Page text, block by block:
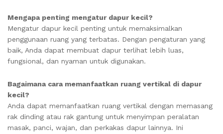
Mengapa penting mengatur dapur kecil?
Mengatur dapur kecil penting untuk memaksimalkan
penggunaan ruang yang terbatas. Dengan pengaturan yang
baik, Anda dapat membuat dapur terlihat lebih luas,
fungsional, dan nyaman untuk digunakan.
Bagaimana cara memanfaatkan ruang vertikal di dapur
kecil?
Anda dapat memanfaatkan ruang vertikal dengan memasang
rak dinding atau rak gantung untuk menyimpan peralatan
masak, panci, wajan, dan perkakas dapur lainnya. Ini